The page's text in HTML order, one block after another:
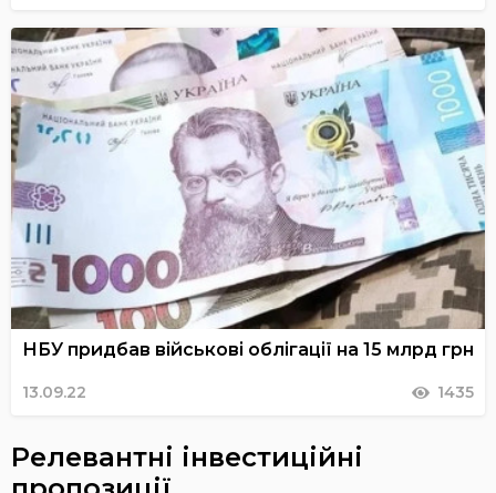
НБУ придбав військові облігації на 15 млрд грн
13.09.22 1435
Релевантні інвестиційні